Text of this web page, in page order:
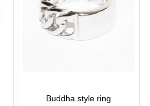
Buddha style ring